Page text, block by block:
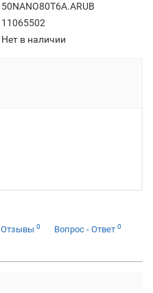
50NANO80T6A.ARUB
11065502
Нет в наличии
Отзывы 0 Вопрос - Ответ 0